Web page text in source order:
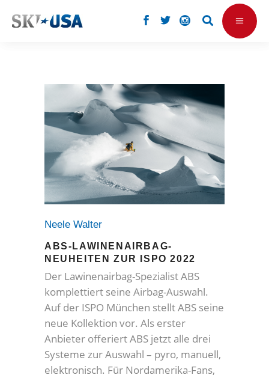
Neele Walter
ABS-LAWINENAIRBAG-
NEUHEITEN ZUR ISPO 2022
Der Lawinenairbag-Spezialist ABS
komplettiert seine Airbag-Auswahl.
Auf der ISPO München stellt ABS seine
neue Kollektion vor. Als erster
Anbieter offeriert ABS jetzt alle drei
Systeme zur Auswahl – pyro, manuell,
elektronisch. Für Nordamerika-Fans,